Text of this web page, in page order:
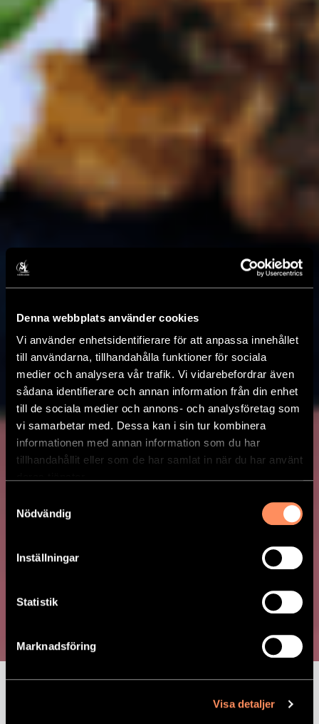
Denna webbplats använder cookies
Vi använder enhetsidentifierare för att anpassa innehållet
till användarna, tillhandahålla funktioner för sociala
medier och analysera vår trafik. Vi vidarebefordrar även
sådana identifierare och annan information från din enhet
till de sociala medier och annons- och analysföretag som
vi samarbetar med. Dessa kan i sin tur kombinera
informationen med annan information som du har
tillhandahållit eller som de har samlat in när du har använt
Nödvändig
Inställningar
Statistik
Marknadsföring
Visa detaljer
JORDNÖTSGRYTA
rostade grönsaker
Energi 109 kcal, Fett 5 g, -varav Mättat